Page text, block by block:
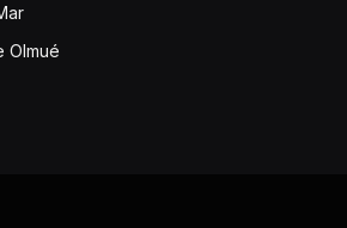
Olmué